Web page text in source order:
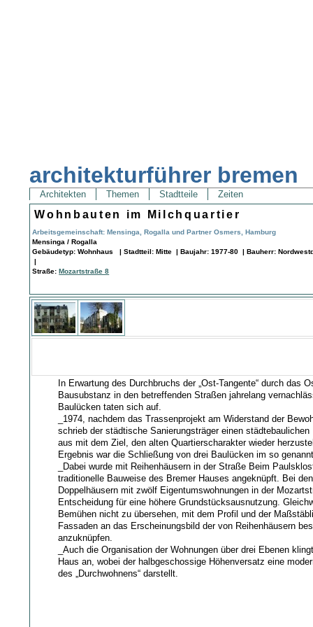
architekturführer bremen
Architekten Themen Stadtteile Zeiten
Wohnbauten im Milchquartier
Arbeitsgemeinschaft: Mensinga, Rogalla und Partner Osmers, Hamburg
Mensinga / Rogalla
Gebäudetyp: Wohnhaus | Stadtteil: Mitte | Baujahr: 1977-80 | Bauherr:
|
Straße:Mozartstraße 8
In Erwartung des Durchbruchs der „Ost-Tangente“ durch das
Bausubstanz in den betreffenden Straßen jahrelang
Baulücken taten sich auf.
_1974, nachdem das Trassenprojekt am Widerstand der
schrieb der städtische Sanierungsträger einen städtebaulichen
aus mit dem Ziel, den alten Quartierscharakter wieder
Ergebnis war die Schließung von drei Baulücken im so
_Dabei wurde mit Reihenhäusern in der Straße Beim
traditionelle Bauweise des Bremer Hauses angeknüpft. Bei
Doppelhäusern mit zwölf Eigentumswohnungen in der
Entscheidung für eine höhere Grundstücksausnutzung.
Bemühen nicht zu übersehen, mit dem Profil und der
Fassaden an das Erscheinungsbild der von Reihenhäusern
anzuknüpfen.
_Auch die Organisation der Wohnungen über drei Ebenen
Haus an, wobei der halbgeschossige Höhenversatz eine
des „Durchwohnens“ darstellt.